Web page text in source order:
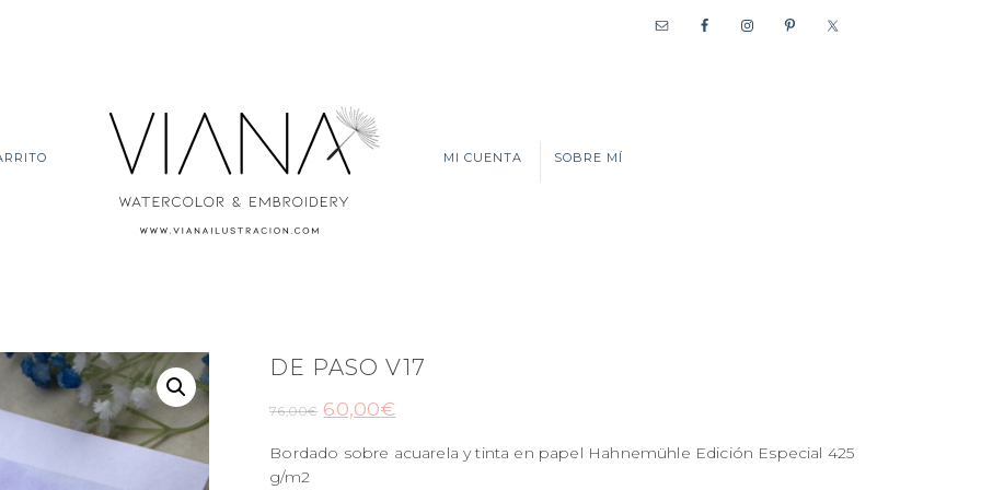
MI CUENTA SOBRE MÍ
DE PASO V17
76,00€ 60,00€
Bordado sobre acuarela y tinta en papel Hahnemühle Edición Especial 425
g/m2